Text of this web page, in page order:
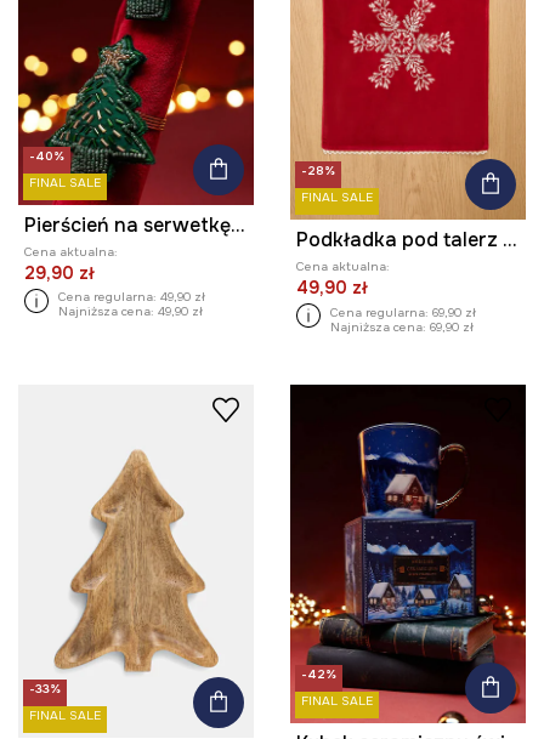
-40%
FINAL SALE
Pierścień na serwetkę - świąteczna choinka (2-pack)
Cena aktualna:
29,90 zł
Cena regularna: 49,90 zł
Najniższa cena: 49,90 zł
-28%
FINAL SALE
Podkładka pod talerz świąteczna 35 x 45 cm (2-pack)
Cena aktualna:
49,90 zł
Cena regularna: 69,90 zł
Najniższa cena: 69,90 zł
-33%
FINAL SALE
-42%
FINAL SALE